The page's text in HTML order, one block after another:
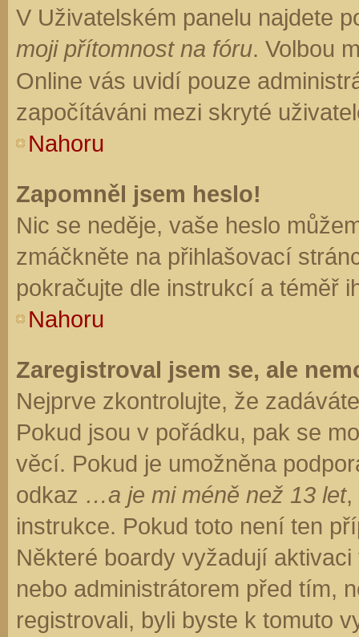
V Uživatelském panelu najdete
moji přítomnost na fóru. Volbou
Online vás uvidí pouze
započítáváni mezi skryté
Nahoru
Zapomněl jsem heslo!
Nic se neděje, vaše heslo
zmáčkněte na přihlašovací
pokračujte dle instrukcí a téměř
Nahoru
Zaregistroval jsem se, ale
Nejprve zkontrolujte, že
Pokud jsou v pořádku, pak se
věcí. Pokud je umožněna
odkaz …a je mi méně než 13 let,
instrukce. Pokud toto není ten
Některé boardy vyžadují
nebo administrátorem před tím,
registrovali, byli byste k tomuto